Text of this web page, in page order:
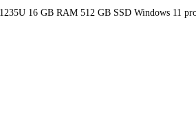
16 GB RAM 512 GB SSD Windows 11